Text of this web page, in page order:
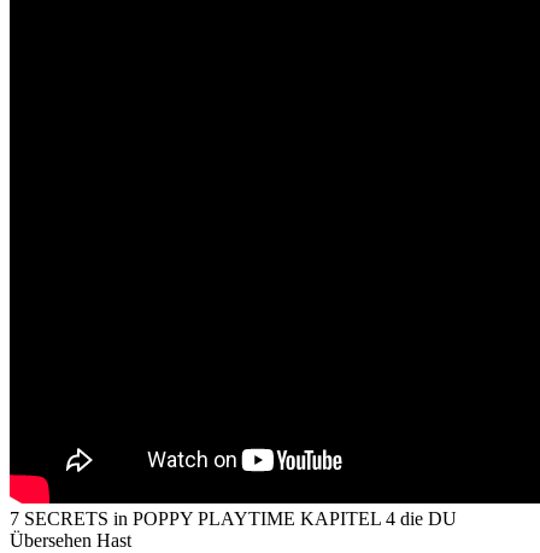
7 SECRETS in POPPY PLAYTIME KAPITEL 4 die DU
Übersehen Hast